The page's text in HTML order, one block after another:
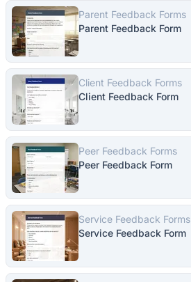
Parent Feedback Forms
Parent Feedback Form
Client Feedback Forms
Client Feedback Form
Peer Feedback Forms
Peer Feedback Form
Service Feedback Forms
Service Feedback Form